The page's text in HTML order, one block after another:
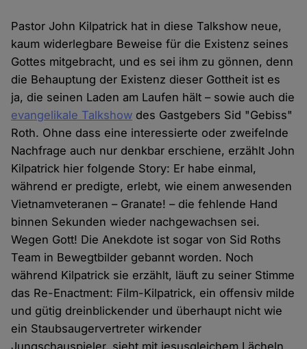
Pastor John Kilpatrick hat in diese Talkshow neue,
kaum widerlegbare Beweise für die Existenz seines
Gottes mitgebracht, und es sei ihm zu gönnen, denn
die Behauptung der Existenz dieser Gottheit ist es
ja, die seinen Laden am Laufen hält – sowie auch die
evangelikale Talkshow des Gastgebers Sid "Gebiss"
Roth. Ohne dass eine interessierte oder zweifelnde
Nachfrage auch nur denkbar erschiene, erzählt John
Kilpatrick hier folgende Story: Er habe einmal,
während er predigte, erlebt, wie einem anwesenden
Vietnamveteranen – Granate! – die fehlende Hand
binnen Sekunden wieder nachgewachsen sei.
Wegen Gott! Die Anekdote ist sogar von Sid Roths
Team in Bewegtbilder gebannt worden. Noch
während Kilpatrick sie erzählt, läuft zu seiner Stimme
das Re-Enactment: Film-Kilpatrick, ein offensiv milde
und gütig dreinblickender und überhaupt nicht wie
ein Staubsaugervertreter wirkender